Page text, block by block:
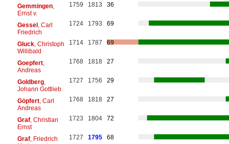
Gemmingen,
Ernst v.
1759 1813 36
Gessel, Carl
Friedrich
1724 1793 69
Gluck, Christoph
Willibald
1714 1787 69
Goepfert,
Andreas
1768 1818 27
Goldberg,
Johann Gottlieb
1727 1756 29
Göpfert, Carl
Andreas
1768 1818 27
Graf, Christian
Ernst
1723 1804 72
Graf, Friedrich
1727 1795 68